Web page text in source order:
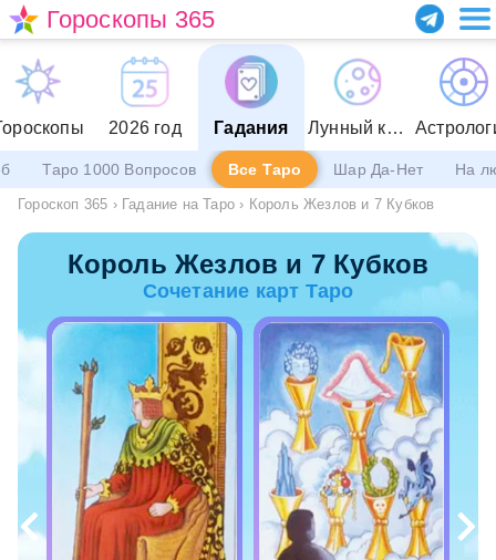
Гороскопы 365
2026 год Гадания Лунный календарь
Таро 1000 Вопросов Все Таро Шар Да-Нет На
Гороскоп 365 › Гадание на Таро › Король Жезлов и 7 Кубков
Король Жезлов и 7 Кубков
Сочетание карт Таро